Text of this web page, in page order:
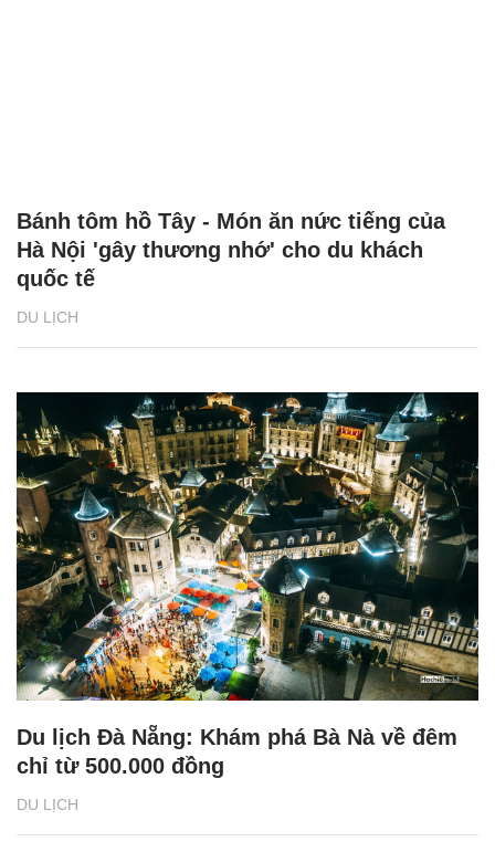
DU LỊCH
Bánh tôm hồ Tây - Món ăn nức tiếng của
Hà Nội 'gây thương nhớ' cho du khách
quốc tế
DU LỊCH
Du lịch Đà Nẵng: Khám phá Bà Nà về đêm
chỉ từ 500.000 đồng